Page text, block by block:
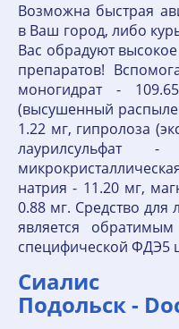
Возможна быстрая
в Ваш город, либо
Вас обрадуют
препаратов!
моногидрат -
(высушенный
1.22 мг, гипролоза
натрия - 11.20 мг,
0.88 мг. Средство
является
специфической ФДЭ5
Сиалис
Подольск -